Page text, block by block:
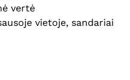
vertė
vietoje, sandariai